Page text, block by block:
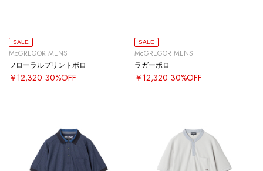
SALE
McGREGOR MENS
フローラルプリントポロ
￥12,320 30%OFF
SALE
McGREGOR MENS
ラガーポロ
￥12,320 30%OFF